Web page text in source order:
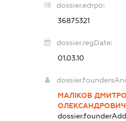
dossier.edrpo:
36875321
dossier.regDate:
01.03.10
МАЛІКОВ ДМИТРО
ОЛЕКСАНДРОВИЧ